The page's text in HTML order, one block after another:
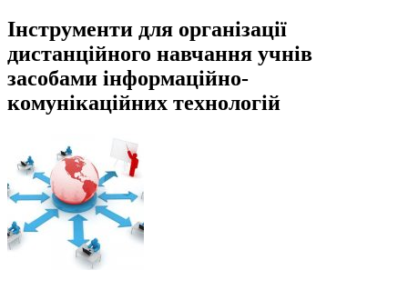
Інструменти для організації
дистанційного навчання учнів
засобами інформаційно-
комунікаційних технологій